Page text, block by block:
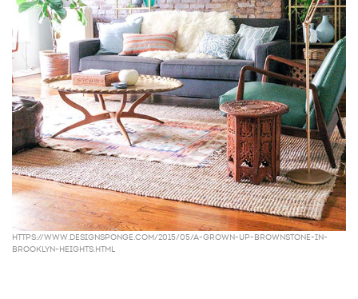
https://www.designsponge.com/2015/05/a-grown-up-brownstone-in-
brooklyn-heights.html